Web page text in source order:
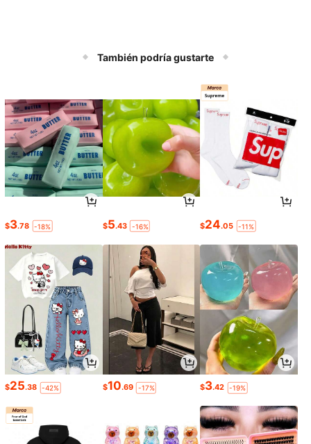
También podría gustarte
$3.78 -18% $5.43 -16% $24.05 -11%
$25.38 -42% $10.69 -17% $3.42 -19%